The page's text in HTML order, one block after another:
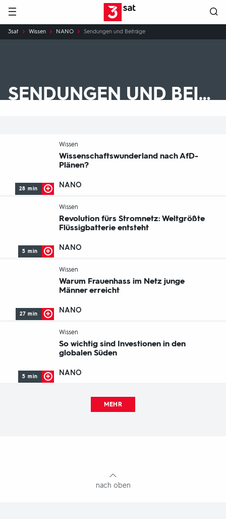
Hauptnavigation 3SAT
Sie
sind
3sat Wissen NANO Sendungen und Beiträge
SENDUNGEN UND BEITRÄGE
Wissen
Wissenschaftswunderland nach AfD-
Plänen?
NANO
28 min
Wissen
Revolution fürs Stromnetz: Weltgrößte
Flüssigbatterie entsteht
NANO
5 min
Wissen
Warum Frauenhass im Netz junge
Männer erreicht
NANO
27 min
Wissen
So wichtig sind Investionen in den
globalen Süden
NANO
5 min
MEHR
nach oben